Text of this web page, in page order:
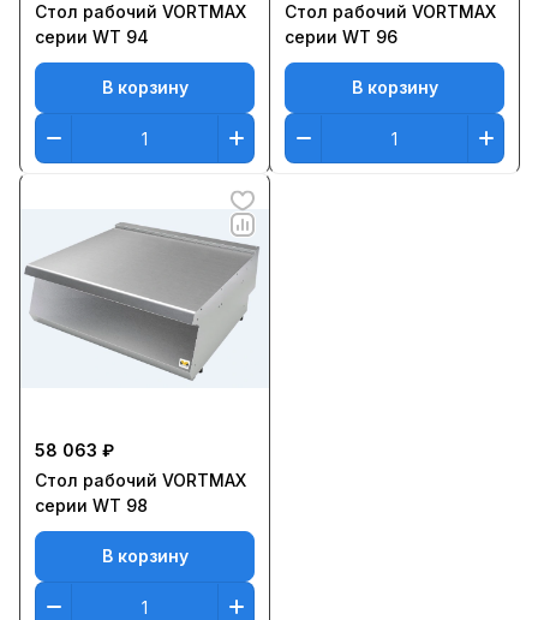
Стол рабочий VORTMAX
серии WT 94
В корзину
Стол рабочий VORTMAX
серии WT 96
В корзину
58 063 ₽
Стол рабочий VORTMAX
серии WT 98
В корзину